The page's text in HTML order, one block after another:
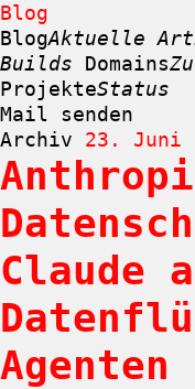
Blog
BlogAktuelle
Builds
Domains
ProjekteStatus
Mail senden
Zum
Inhalt
springen
Archiv 23. Juni
Claude